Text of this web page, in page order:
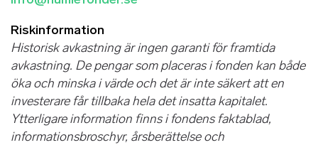
Riskinformation
Historisk avkastning är ingen garanti för framtida
avkastning. De pengar som placeras i fonden kan både
öka och minska i värde och det är inte säkert att en
investerare får tillbaka hela det insatta kapitalet.
Ytterligare information finns i fondens faktablad,
informationsbroschyr, årsberättelse och